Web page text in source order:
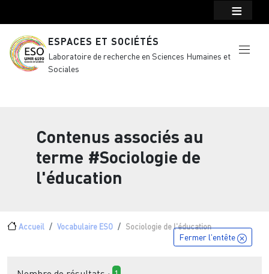
ESPACES ET SOCIÉTÉS
Laboratoire de recherche en Sciences Humaines et
Sociales
Contenus associés au
terme #Sociologie de
l'éducation
Fil d'Ariane
Accueil Vocabulaire ESO Sociologie de l'éducation
Fermer l'entête